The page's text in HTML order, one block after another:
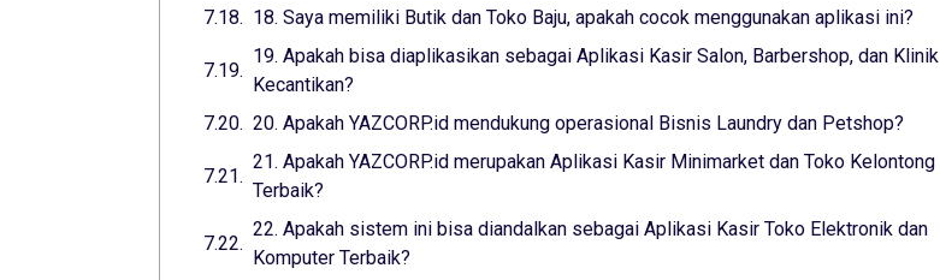
18. Saya memiliki Butik dan Toko Baju, apakah cocok menggunakan aplikasi ini?
19. Apakah bisa diaplikasikan sebagai Aplikasi Kasir Salon, Barbershop, dan Klinik
Kecantikan?
20. Apakah YAZCORP.id mendukung operasional Bisnis Laundry dan Petshop?
21. Apakah YAZCORP.id merupakan Aplikasi Kasir Minimarket dan Toko Kelontong
Terbaik?
22. Apakah sistem ini bisa diandalkan sebagai Aplikasi Kasir Toko Elektronik dan
Komputer Terbaik?